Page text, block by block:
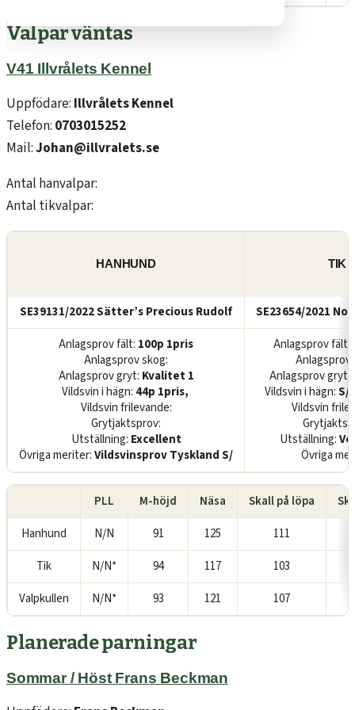
Valpar väntas
V41 Illvrålets Kennel
Uppfödare: Illvrålets Kennel
Telefon: 0703015252
Mail:Johan@illvralets.se
Antal hanvalpar:
Antal tikvalpar:
HANHUND TIK
SE39131/2022 Sätter’s Precious Rudolf
SE23654/2021
Anlagsprov fält: 100p 1pris
Anlagsprov skog:
Anlagsprov gryt: Kvalitet 1
Vildsvin i hägn: 44p 1pris,
Vildsvin frilevande:
Grytjaktsprov:
Utställning: Excellent
Övriga meriter:Vildsvinsprov Tyskland S/
Anlagsprov fält:
Anlagsprov
Anlagsprov gryt:
Vildsvin i hägn:S/
Vildsvin
Utställning:
Övriga
PLL M-höjd Näsa Skall på löpa
Hanhund
N/N 91 125 111
Tik
N/N* 94 117 103
Valpkullen
N/N* 93 121 107
Planerade parningar
Sommar / Höst Frans Beckman